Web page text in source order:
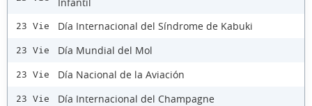
Infantil
23 Vie Día Internacional del Síndrome de Kabuki
23 Vie Día Mundial del Mol
23 Vie Día Nacional de la Aviación
23 Vie Día Internacional del Champagne